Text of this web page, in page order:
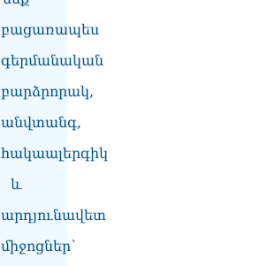
բացառապես
գերմանական
բարձրորակ,
անվտանգ,
հակաալերգիկ
և
արդյունավետ
միջոցներ՝
ՄԻՊ–ն անթույլատրելի է
Աբրահամյանի վերաբերյալ
ՔԿ–ի հաղորդագրությունը
08.08.2026
զանգել եմ Ադրբեջանի
08.08.2026